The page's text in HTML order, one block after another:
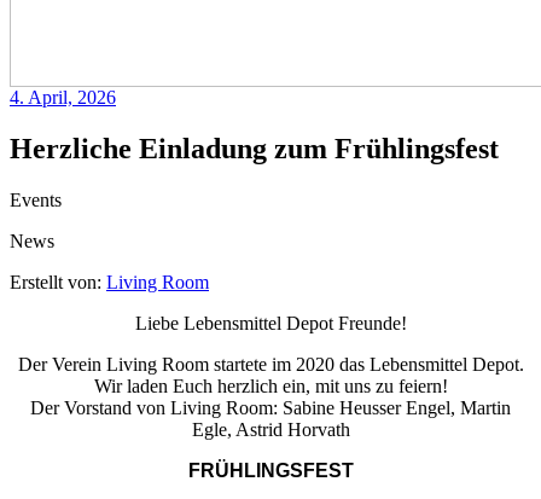
4. April, 2026
Herzliche Einladung zum Frühlingsfest
Events
News
Erstellt von: Living Room
Liebe Lebensmittel Depot Freunde!
Der Verein Living Room startete im 2020 das Lebensmittel Depot.
Wir laden Euch herzlich ein, mit uns zu feiern!
Der Vorstand von Living Room: Sabine Heusser Engel, Martin
Egle, Astrid Horvath
FRÜHLINGSFEST